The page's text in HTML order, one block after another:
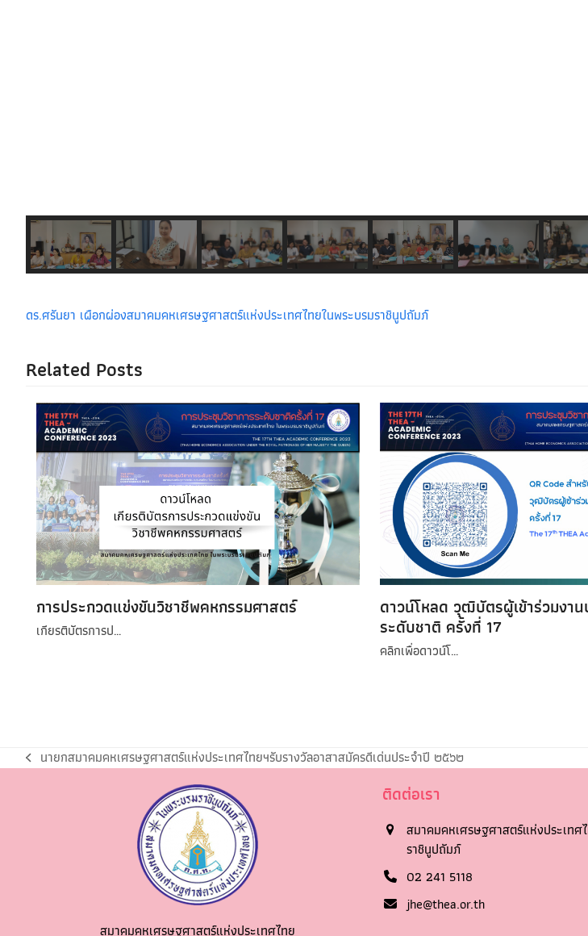
ดร.ศรันยา เผือกผ่องสมาคมคหเศรษฐศาสตร์แห่งประเทศไทยในพระบรมราชินูปถัมภ์
Related Posts
การประกวดแข่งขันวิชาชีพคหกรรมศาสตร์
เกียรติบัตรการป…
ดาวน์โหลด วุฒิบัตรผู้เข้าร่วมงาน
ระดับชาติ ครั้งที่ 17
คลิกเพื่อดาวน์โ…
นายกสมาคมคหเศรษฐศาสตร์แห่งประเทศไทยฯรับรางวัลอาสาสมัครดีเด่นประจำปี ๒๕๖๒
สมาคมคหเศรษฐศาสตร์แห่งประเทศไทย
ติดต่อเรา
สมาคมคหเศรษฐศาสตร์แห่งประเทศ
ราชินูปถัมภ์
02 241 5118
jhe@thea.or.th